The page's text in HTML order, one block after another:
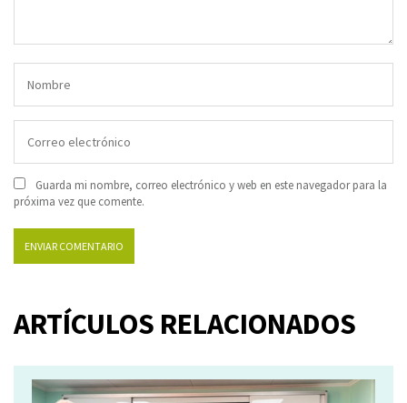
Guarda mi nombre, correo electrónico y web en este navegador para la
próxima vez que comente.
ARTÍCULOS RELACIONADOS